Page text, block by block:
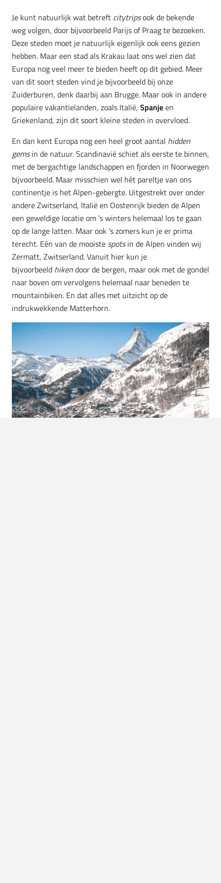
Je kunt natuurlijk wat betreft citytripsook de bekende
weg volgen, door bijvoorbeeld Parijs of Praag te bezoeken.
Deze steden moet je natuurlijk eigenlijk ook eens gezien
hebben. Maar een stad als Krakau laat ons wel zien dat
Europa nog veel meer te bieden heeft op dit gebied. Meer
van dit soort steden vind je bijvoorbeeld bij onze
Zuiderburen, denk daarbij aan Brugge. Maar ook in andere
populaire vakantielanden, zoals Italië, Spanjeen
Griekenland, zijn dit soort kleine steden in overvloed.
En dan kent Europa nog een heel groot aantal hidden
gemsin de natuur. Scandinavië schiet als eerste te binnen,
met de bergachtige landschappen en fjorden in Noorwegen
bijvoorbeeld. Maar misschien wel hét pareltje van ons
continentje is het Alpen-gebergte. Uitgestrekt over onder
andere Zwitserland, Italië en Oostenrijk bieden de Alpen
een geweldige locatie om ’s winters helemaal los te gaan
op de lange latten. Maar ook ’s zomers kun je er prima
terecht. Eén van de mooiste spotsin de Alpen vinden wij
Zermatt, Zwitserland. Vanuit hier kun je
bijvoorbeeld hikendoor de bergen, maar ook met de gondel
naar boven om vervolgens helemaal naar beneden te
mountainbiken. En dat alles met uitzicht op de
indrukwekkende Matterhorn.